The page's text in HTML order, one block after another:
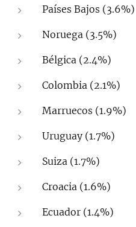
Países Bajos (3.6%)
Noruega (3.5%)
Bélgica (2.4%)
Colombia (2.1%)
Marruecos (1.9%)
Uruguay (1.7%)
Suiza (1.7%)
Croacia (1.6%)
Ecuador (1.4%)